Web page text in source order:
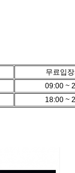
무료입
09:00 ~
18:00 ~